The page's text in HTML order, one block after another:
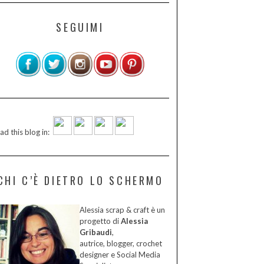
SEGUIMI
this blog in:
C’È DIETRO LO SCHERMO
Alessia scrap & craft è un
progetto diAlessia
Gribaudi,
autrice, blogger, crochet
designer e Social Media